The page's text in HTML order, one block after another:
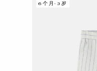
6个月-3岁